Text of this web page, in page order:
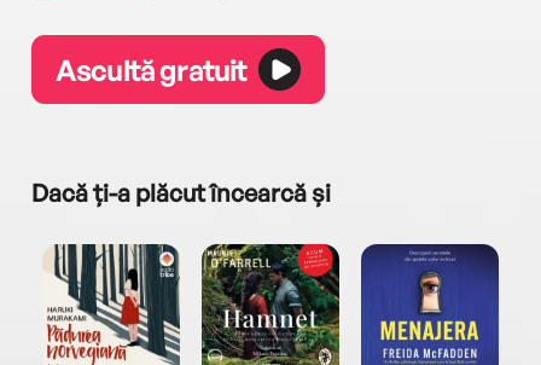
Ascultă gratuit
Dacă ți-a plăcut încearcă și